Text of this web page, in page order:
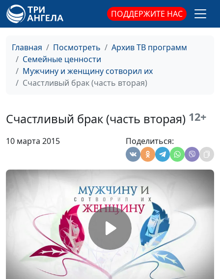
ПОДДЕРЖИТЕ НАС
Главная Посмотреть
Архив ТВ программ
Семейные ценности
Мужчину и женщину сотворил их
Счастливый брак (часть вторая)
Счастливый брак (часть вторая) 12+
10 марта 2015 Поделиться:
часть)
Сексуальное
Александр Сахаров,
психолог, консультант по
семейным отношениям
#68
Секс и христианство
Александр Сахаров,
семейным отношениям
Секс и христианство
Александр Сахаров,
Людмила Верлан,
психолог, консультант по
семейным отношениям
опустевшего гнезда
Александр Сахаров,
Людмила Верлан,
психолог, консультант по
семейным отношениям
Законы счастливых
отношений
Александр Сахаров,
Людмила Верлан,
психолог, консультант по